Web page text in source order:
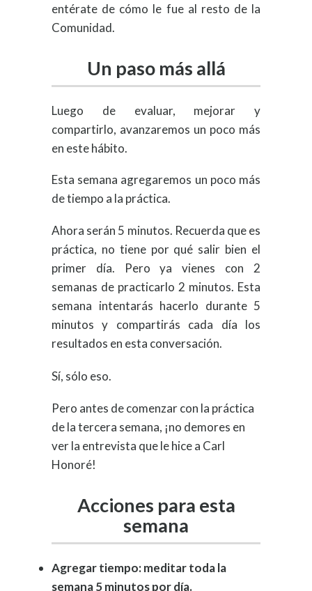
entérate de cómo le fue al resto de la
Comunidad.
Un paso más allá
Luego de evaluar, mejorar y
compartirlo, avanzaremos un poco más
en este hábito.
Esta semana agregaremos un poco más
de tiempo a la práctica.
Ahora serán 5 minutos. Recuerda que es
práctica, no tiene por qué salir bien el
primer día. Pero ya vienes con 2
semanas de practicarlo 2 minutos. Esta
semana intentarás hacerlo durante 5
minutos y compartirás cada día los
resultados en esta conversación.
Sí, sólo eso.
Pero antes de comenzar con la práctica
de la tercera semana, ¡no demores en
ver la entrevista que le hice a Carl
Honoré!
Acciones para esta
semana
Agregar tiempo: meditar toda la
semana 5 minutos por día.